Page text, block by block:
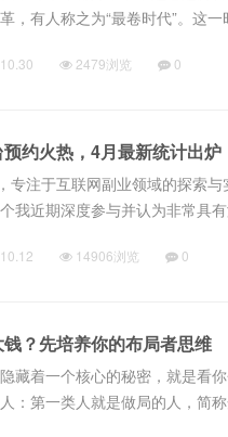
，有人称之为“最卷时代”。这
2479浏览 0
约火热，4月最新统计出
注于互联网副业领域的探索与
个我近期深度参与并认为非
14906浏览 0
？先培养你的布局者思维
着一个核心的秘密，就是看
：第一类人就是做局的人，简